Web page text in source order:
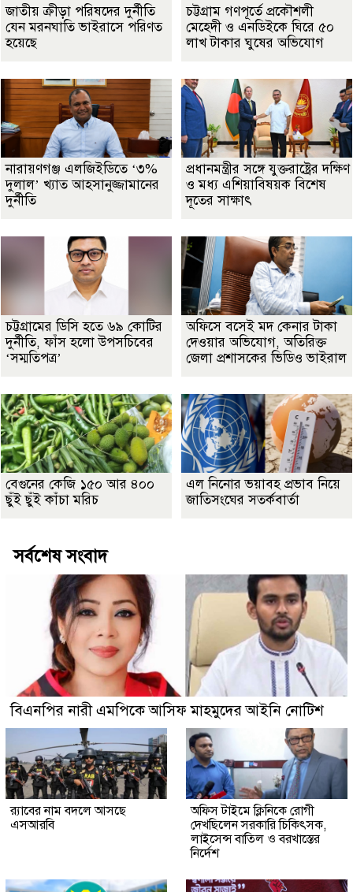
জাতীয় ক্রীড়া পরিষদের দুর্নীতি
যেন মরনঘাতি ভাইরাসে পরিণত
হয়েছে
চট্টগ্রাম গণপূর্তে প্রকৌশলী
মেহেদী ও এনডিইকে ঘিরে ৫০
লাখ টাকার ঘুষের অভিযোগ
নারায়ণগঞ্জ এলজিইডিতে ‘৩%
দুলাল’ খ্যাত আহসানুজ্জামানের
দুর্নীতি
প্রধানমন্ত্রীর সঙ্গে যুক্তরাষ্ট্রের দক্ষিণ
ও মধ্য এশিয়াবিষয়ক বিশেষ
দূতের সাক্ষাৎ
চট্টগ্রামের ডিসি হতে ৬৯ কোটির
দুর্নীতি, ফাঁস হলো উপসচিবের
‘সম্মতিপত্র’
অফিসে বসেই মদ কেনার টাকা
দেওয়ার অভিযোগ, অতিরিক্ত
জেলা প্রশাসকের ভিডিও ভাইরাল
বেগুনের কেজি ১৫০ আর ৪০০
ছুঁই ছুঁই কাঁচা মরিচ
এল নিনোর ভয়াবহ প্রভাব নিয়ে
জাতিসংঘের সতর্কবার্তা
সর্বশেষ সংবাদ
বিএনপির নারী এমপিকে আসিফ মাহমুদের আইনি নোটিশ
র‍্যাবের নাম বদলে আসছে
এসআরবি
অফিস টাইমে ক্লিনিকে রোগী
দেখছিলেন সরকারি চিকিৎসক,
লাইসেন্স বাতিল ও বরখাস্তের
নির্দেশ